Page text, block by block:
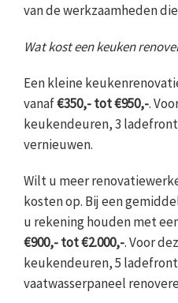
van de werkzaamheden
Wat kost een keuken
Een kleine
vanaf€350,- tot €950,-.
keukendeuren, 3
vernieuwen.
Wilt u meer
kosten op. Bij een
u rekening houden met
€900,- tot €2.000,-. Voor
keukendeuren, 5
vaatwasserpaneel